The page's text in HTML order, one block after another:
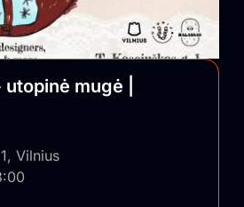
mugė |
Vilnius